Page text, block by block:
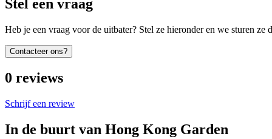
Stel een vraag
Heb je een vraag voor de uitbater? Stel ze hieronder en we sturen ze
Contacteer ons?
0 reviews
Schrijf een review
In de buurt van Hong Kong Garden